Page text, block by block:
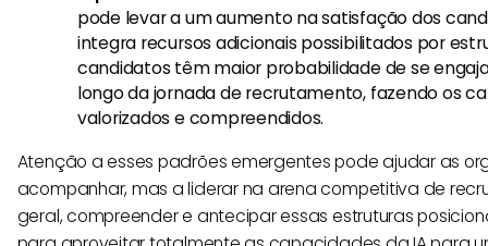
pode levar a um aumento na satisfação dos
integra recursos adicionais possibilitados por
candidatos têm maior probabilidade de se
longo da jornada de recrutamento, fazendo os
valorizados e compreendidos.
Atenção a esses padrões emergentes pode ajudar as
acompanhar, mas a liderar na arena competitiva de
geral, compreender e antecipar essas estruturas